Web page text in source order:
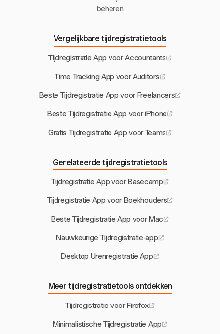
beheren
Vergelijkbare tijdregistratietools
Tijdregistratie App voor Accountants
Time Tracking App voor Auditors
Beste Tijdregistratie App voor Freelancers
Beste Tijdregistratie App voor iPhone
Gratis Tijdregistratie App voor Teams
Gerelateerde tijdregistratietools
Tijdregistratie App voor Basecamp
Tijdregistratie App voor Boekhouders
Beste Tijdregistratie App voor Mac
Nauwkeurige Tijdregistratie-app
Desktop Urenregistratie App
Meer tijdregistratietools ontdekken
Tijdregistratie voor Firefox
Minimalistische Tijdregistratie App